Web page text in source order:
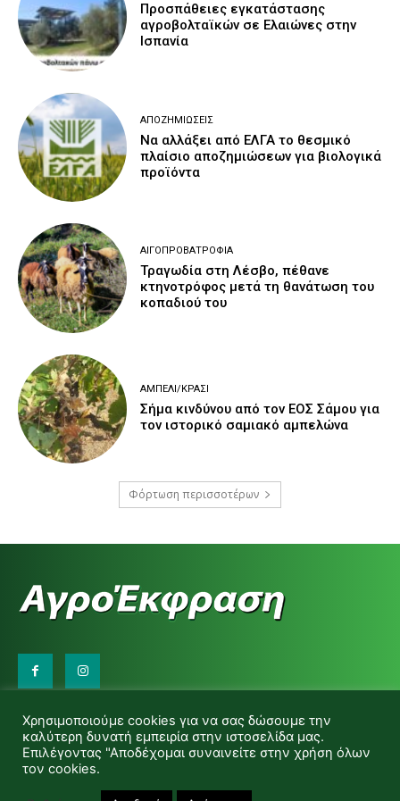
Προσπάθειες εγκατάστασης
αγροβολταϊκών σε Ελαιώνες στην
Ισπανία
ΑΠΟΖΗΜΙΏΣΕΙΣ
Να αλλάξει από ΕΛΓΑ το θεσμικό
πλαίσιο αποζημιώσεων για βιολογικά
προϊόντα
ΑΙΓΟΠΡΟΒΑΤΡΟΦΊΑ
Τραγωδία στη Λέσβο, πέθανε
κτηνοτρόφος μετά τη θανάτωση του
κοπαδιού του
ΑΜΠΈΛΙ/ΚΡΑΣΊ
Σήμα κινδύνου από τον ΕΟΣ Σάμου για
τον ιστορικό σαμιακό αμπελώνα
Φόρτωση περισσοτέρων
Επικοινωνήστε μαζί μας:
d.makas@yahoo.gr
info@agrofitro.gr
Μακάς Ντίνος
Χρησιμοποιούμε cookies για να σας δώσουμε την
καλύτερη δυνατή εμπειρία στην ιστοσελίδα μας.
Επιλέγοντας "Αποδέχομαι συναινείτε στην χρήση όλων
τον cookies.